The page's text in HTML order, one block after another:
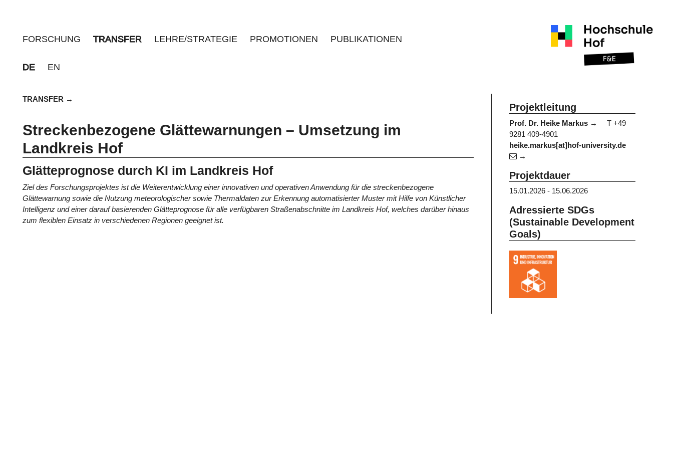
FORSCHUNG TRANSFER LEHRE/STRATEGIE PROMOTIONEN PUBLIKATIONEN
DE EN
TRANSFER
Streckenbezogene Glättewarnungen – Umsetzung im
Landkreis Hof
Glätteprognose durch KI im Landkreis Hof
Ziel des Forschungsprojektes ist die Weiterentwicklung einer innovativen und operativen Anwendung für die streckenbezogene
Glättewarnung sowie die Nutzung meteorologischer sowie Thermaldaten zur Erkennung automatisierter Muster mit Hilfe von Künstlicher
Intelligenz und einer darauf basierenden Glätteprognose für alle verfügbaren Straßenabschnitte im Landkreis Hof, welches darüber hinaus
zum flexiblen Einsatz in verschiedenen Regionen geeignet ist.
Projektleitung
Prof. Dr. Heike Markus
T +49
9281 409-4901
heike.markus[at]hof-university.de
Projektdauer
15.01.2026 - 15.06.2026
Adressierte SDGs
(Sustainable Development
Goals)